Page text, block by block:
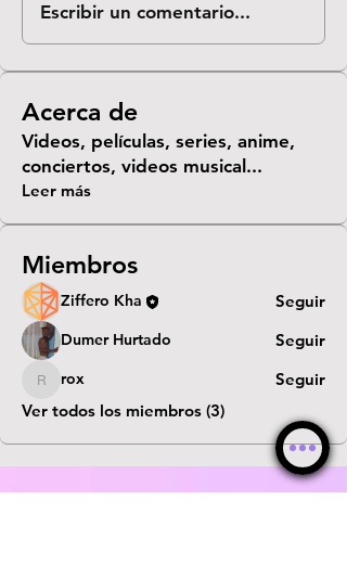
Escribir un comentario...
Acerca de
Videos, películas, series, anime,
conciertos, videos musical...
Leer más
Miembros
Ziffero Kha Seguir
Dumer Hurtado Seguir
rox rox
Seguir
Ver todos los miembros (3)